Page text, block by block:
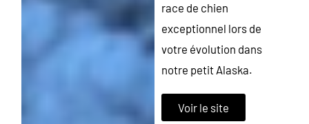
race de chien
exceptionnel lors de
votre évolution dans
notre petit Alaska.
Voir le site